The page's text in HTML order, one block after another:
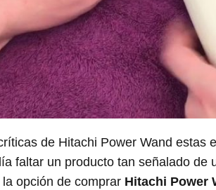
de Hitachi Power Wand estas
faltar un producto tan señalado
opción de comprar Hitachi Power